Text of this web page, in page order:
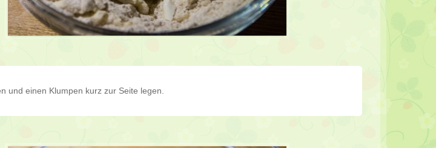
und einen Klumpen kurz zur Seite legen.